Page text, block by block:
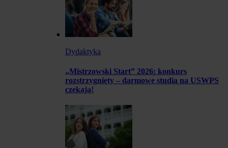
Dydaktyka
„Mistrzowski Start” 2026: konkurs
rozstrzygnięty – darmowe studia na USWPS
czekają!